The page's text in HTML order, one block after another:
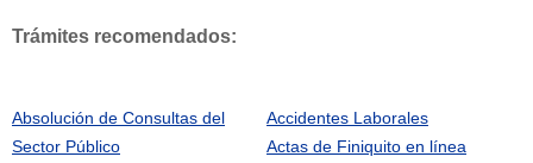
Trámites recomendados:
Absolución de Consultas del
Sector Público
Accidentes Laborales
Actas de Finiquito en línea